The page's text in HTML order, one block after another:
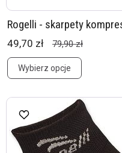
Rogelli - skarpety
49,70 zł 79,90 zł
Wybierz opcje